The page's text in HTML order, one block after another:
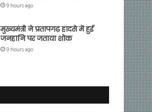
9 hours ago
मुख्यमंत्री ने प्रतापगढ़ हादसे में हुई
जनहानि पर जताया शोक
9 hours ago